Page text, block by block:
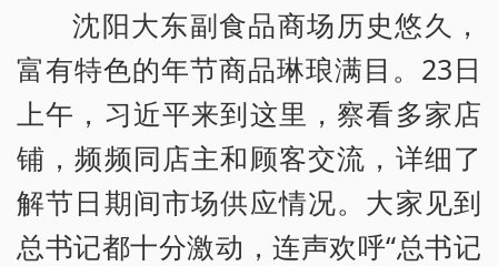
沈阳大东副食品商场历史悠久，
富有特色的年节商品琳琅满目。23日
上午，习近平来到这里，察看多家店
铺，频频同店主和顾客交流，详细了
解节日期间市场供应情况。大家见到
总书记都十分激动，连声欢呼“总书记